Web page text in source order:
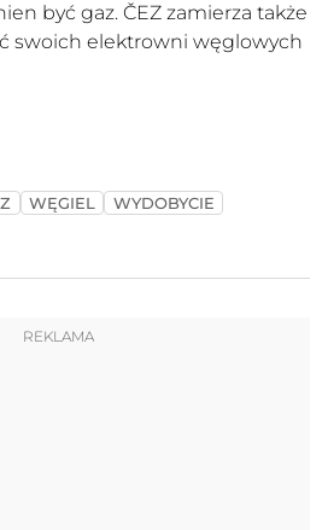
być gaz. ČEZ zamierza także
swoich elektrowni węglowych
WĘGIEL WYDOBYCIE
REKLAMA